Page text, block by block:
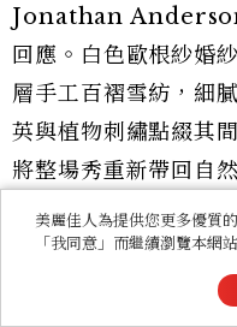
Jonathan Anderson
回應。白色歐根紗婚
層手工百褶雪紡，細
英與植物刺繡點綴其
將整場秀重新帶回自
與人體之間的對話畫
美麗佳人為提供您更多優質
「我同意」而繼續瀏覽本網